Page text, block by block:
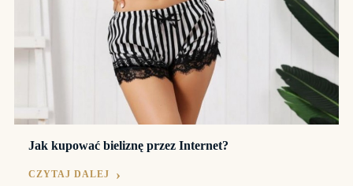
Jak kupować bieliznę przez Internet?
CZYTAJ DALEJ